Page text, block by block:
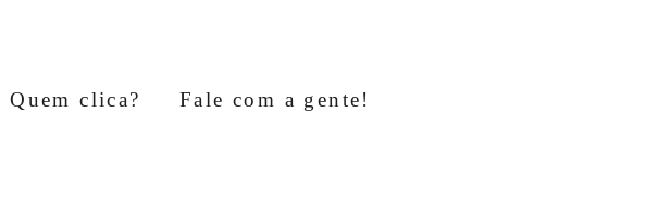
Quem clica? Fale com a gente!